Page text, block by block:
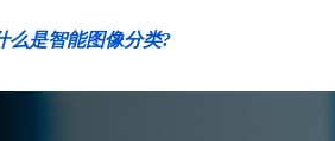
么是智能图像分类?